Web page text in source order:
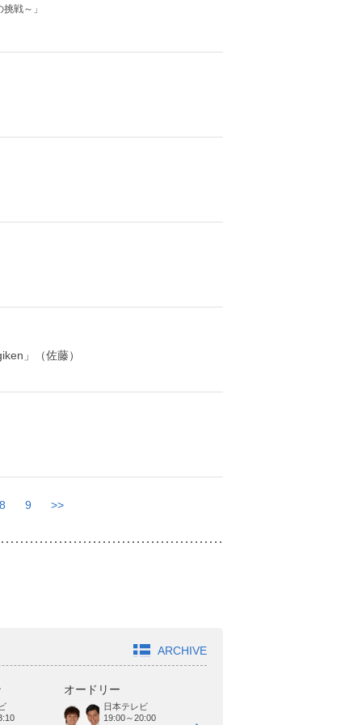
戦～」
」（佐藤）
8 9 >>
オードリー
日本テレビ
19:00～20:00
ARCHIVE